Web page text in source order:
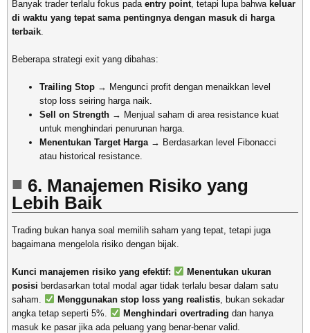
Banyak trader terlalu fokus pada entry point , tetapi lupa bahwa keluar
di waktu yang tepat sama pentingnya dengan masuk di harga
terbaik
Beberapa strategi exit yang dibahas:
Trailing Stop → Mengunci profit dengan menaikkan level
stop loss seiring harga naik.
Sell on Strength → Menjual saham di area resistance kuat
untuk menghindari penurunan harga.
Menentukan Target Harga → Berdasarkan level Fibonacci
atau historical resistance.
6. Manajemen Risiko yang
Lebih Baik
Trading bukan hanya soal memilih saham yang tepat, tetapi juga
bagaimana mengelola risiko dengan bijak.
Kunci manajemen risiko yang efektif:
Menentukan ukuran
posisi berdasarkan total modal agar tidak terlalu besar dalam satu
saham.
Menggunakan stop loss yang realistis, bukan sekadar
angka tetap seperti 5%.
Menghindari overtrading dan hanya
masuk ke pasar jika ada peluang yang benar-benar valid.